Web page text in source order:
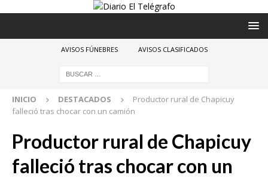
AVISOS FÚNEBRES AVISOS CLASIFICADOS
INICIO DESTACADOS
Productor rural de Chapicuy
falleció tras chocar con un camión
Productor rural de Chapicuy
falleció tras chocar con un